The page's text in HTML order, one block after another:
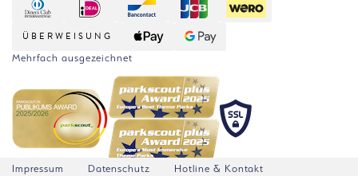
ÜBERWEISUNG
Mehrfach ausgezeichnet
Impressum Datenschutz
Hotline & Kontakt